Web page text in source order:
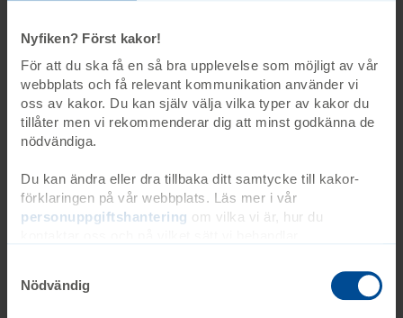
Nyfiken? Först kakor!
För att du ska få en så bra upplevelse som möjligt av vår
webbplats och få relevant kommunikation använder vi
oss av kakor. Du kan själv välja vilka typer av kakor du
tillåter men vi rekommenderar dig att minst godkänna de
nödvändiga.
Du kan ändra eller dra tillbaka ditt samtycke till kakor-
förklaringen på vår webbplats. Läs mer i vår
personuppgiftshantering om vilka vi är, hur du
när du kontaktade oss gällande ditt samtycke. Du kan
även själv ändra ditt samtycke direkt genom att klicka på
Nödvändig
Artikel om vår kollega
Edgaras